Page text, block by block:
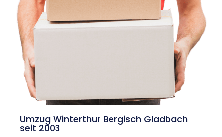
Umzug Winterthur Bergisch Gladbach
seit 2003